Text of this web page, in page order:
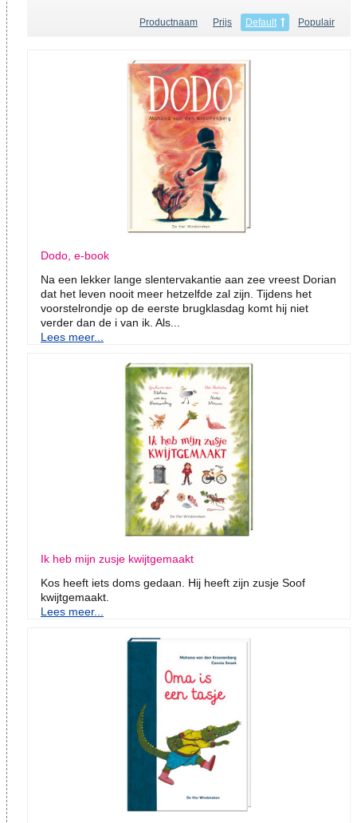
Productnaam Prijs Default Populair
Dodo, e-book
Na een lekker lange slentervakantie aan zee vreest Dorian
dat het leven nooit meer hetzelfde zal zijn. Tijdens het
voorstelrondje op de eerste brugklasdag komt hij niet
verder dan de i van ik. Als...
Lees meer...
Ik heb mijn zusje kwijtgemaakt
Kos heeft iets doms gedaan. Hij heeft zijn zusje Soof
kwijtgemaakt.
Lees meer...